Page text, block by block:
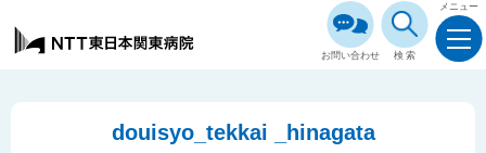
お問い合わせ 検索
メニュー
douisyo_tekkai _hinagata